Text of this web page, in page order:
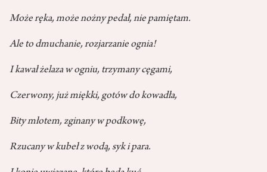
Może ręka, może nożny pedał, nie pamiętam.
Ale to dmuchanie, rozjarzanie ognia!
I kawał żelaza w ogniu, trzymany cęgami,
Czerwony, już miękki, gotów do kowadła,
Bity młotem, zginany w podkowę,
Rzucany w kubeł z wodą, syk i para.